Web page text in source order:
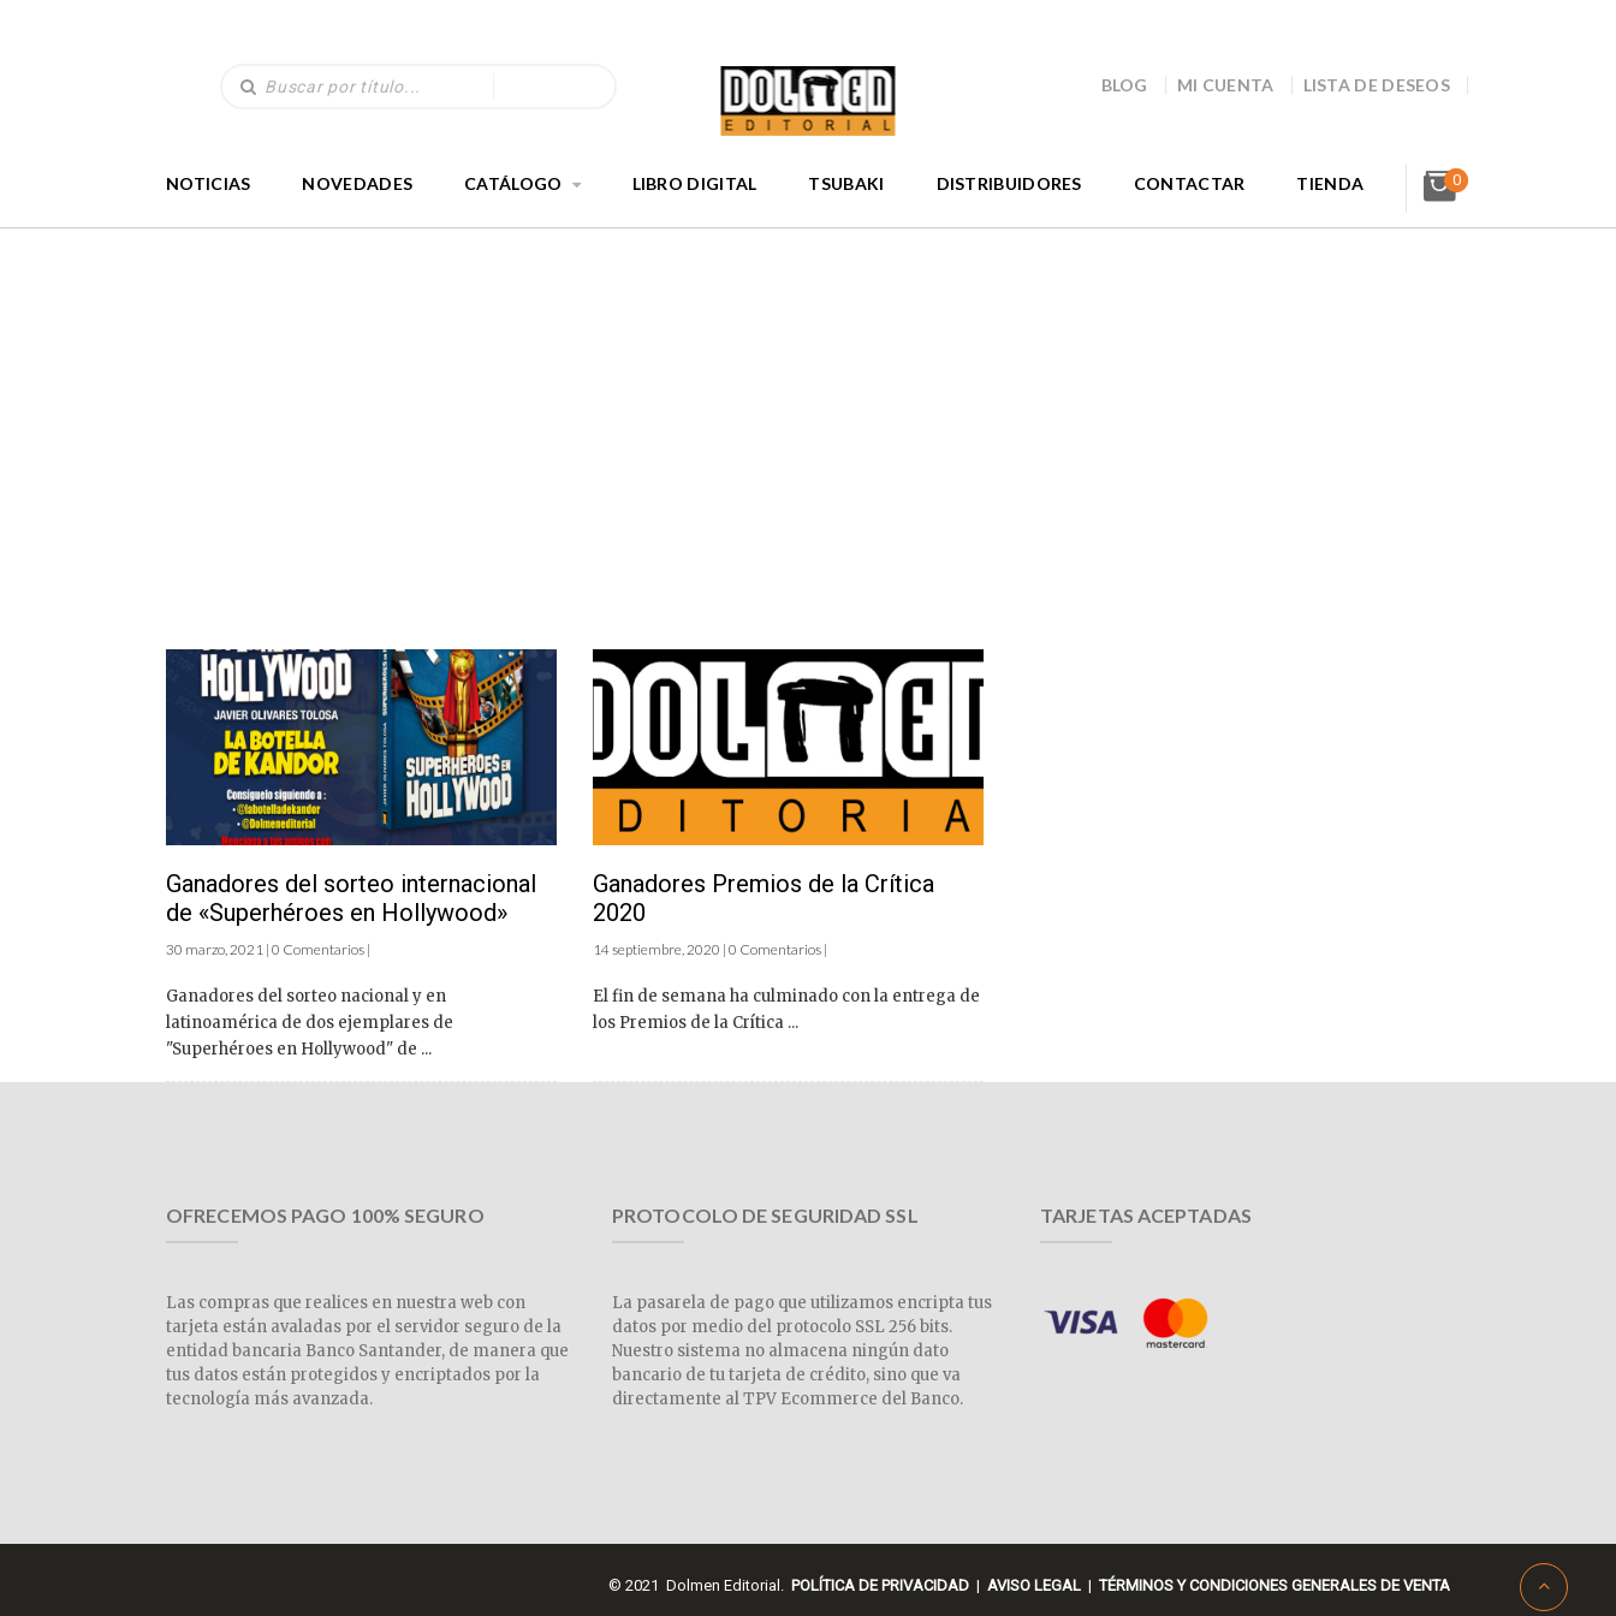
BLOG MI CUENTA LISTA DE DESEOS
NOTICIAS NOVEDADES CATÁLOGO LIBRO DIGITAL TSUBAKI DISTRIBUIDORES CONTACTAR TIENDA 0
Ganadores del sorteo internacional
de «Superhéroes en Hollywood»
30 marzo, 2021 | 0 Comentarios |
Ganadores del sorteo nacional y en
latinoamérica de dos ejemplares de
"Superhéroes en Hollywood" de ...
Ganadores Premios de la Crítica
2020
14 septiembre, 2020 | 0 Comentarios |
El fin de semana ha culminado con la entrega de
los Premios de la Crítica ...
OFRECEMOS PAGO 100% SEGURO
Las compras que realices en nuestra web con
tarjeta están avaladas por el servidor seguro de la
entidad bancaria Banco Santander, de manera que
tus datos están protegidos y encriptados por la
tecnología más avanzada.
PROTOCOLO DE SEGURIDAD SSL
La pasarela de pago que utilizamos encripta tus
datos por medio del protocolo SSL 256 bits.
Nuestro sistema no almacena ningún dato
bancario de tu tarjeta de crédito, sino que va
directamente al TPV Ecommerce del Banco.
TARJETAS ACEPTADAS
© 2021 Dolmen Editorial. POLÍTICA DE PRIVACIDAD | AVISO LEGAL |TÉRMINOS Y CONDICIONES GENERALES DE VENTA